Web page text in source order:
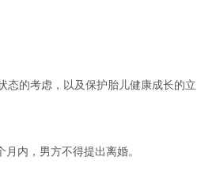
态的考虑，以及保护胎儿健康成长的立
内，男方不得提出离婚。